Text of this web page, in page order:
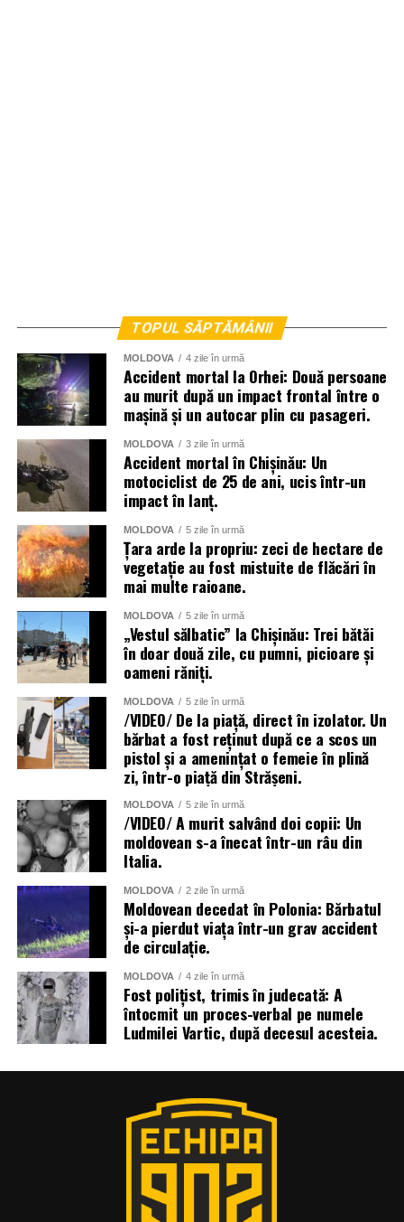
TOPUL SĂPTĂMÂNII
MOLDOVA 4 zile în urmă
Accident mortal la Orhei: Două persoane
au murit după un impact frontal între o
mașină și un autocar plin cu pasageri.
MOLDOVA 3 zile în urmă
Accident mortal în Chișinău: Un
motociclist de 25 de ani, ucis într-un
impact în lanț.
MOLDOVA 5 zile în urmă
Țara arde la propriu: zeci de hectare de
vegetație au fost mistuite de flăcări în
mai multe raioane.
MOLDOVA 5 zile în urmă
„Vestul sălbatic” la Chișinău: Trei bătăi
în doar două zile, cu pumni, picioare și
oameni răniți.
MOLDOVA 5 zile în urmă
/VIDEO/ De la piață, direct în izolator. Un
bărbat a fost reținut după ce a scos un
pistol și a amenințat o femeie în plină
zi, într-o piață din Strășeni.
MOLDOVA 5 zile în urmă
/VIDEO/ A murit salvând doi copii: Un
moldovean s-a înecat într-un râu din
Italia.
MOLDOVA 2 zile în urmă
Moldovean decedat în Polonia: Bărbatul
și-a pierdut viața într-un grav accident
de circulație.
MOLDOVA 4 zile în urmă
Fost polițist, trimis în judecată: A
întocmit un proces-verbal pe numele
Ludmilei Vartic, după decesul acesteia.